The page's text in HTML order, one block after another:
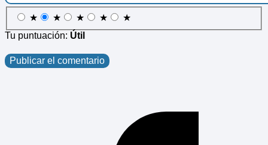
★ ★ ★ ★
★
Tu puntuación: Útil